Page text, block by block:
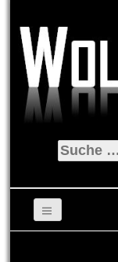
Suche
nach: